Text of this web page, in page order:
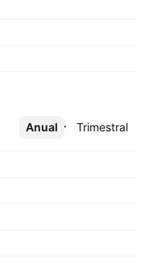
Anual Trimestral
Más